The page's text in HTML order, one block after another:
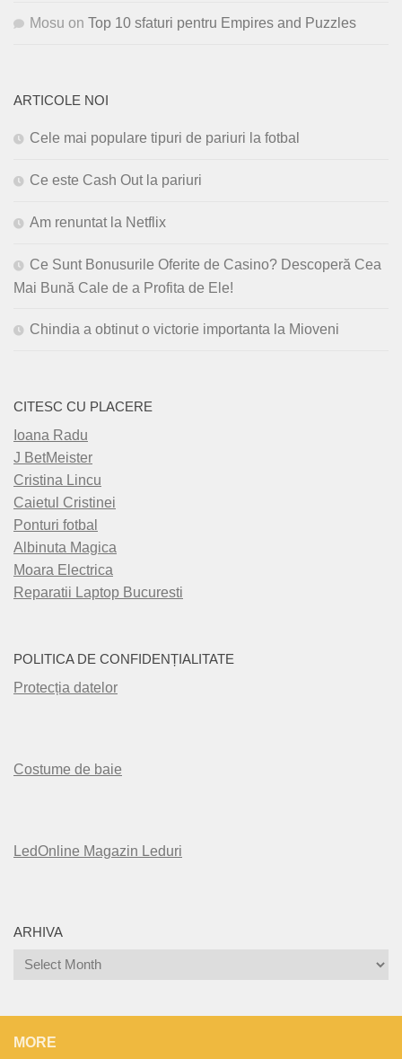
Mosu on Top 10 sfaturi pentru Empires and Puzzles
ARTICOLE NOI
Cele mai populare tipuri de pariuri la fotbal
Ce este Cash Out la pariuri
Am renuntat la Netflix
Ce Sunt Bonusurile Oferite de Casino? Descoperă Cea
Mai Bună Cale de a Profita de Ele!
Chindia a obtinut o victorie importanta la Mioveni
CITESC CU PLACERE
Ioana Radu
J BetMeister
Cristina Lincu
Caietul Cristinei
Ponturi fotbal
Albinuta Magica
Moara Electrica
Reparatii Laptop Bucuresti
POLITICA DE CONFIDENȚIALITATE
Protecția datelor
Costume de baie
LedOnline Magazin Leduri
ARHIVA
Arhiva
MORE